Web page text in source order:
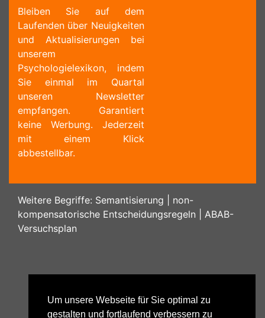
Um unsere Webseite für Sie optimal zu
gestalten und fortlaufend verbessern zu
Bleiben Sie auf dem
Laufenden über Neuigkeiten
und Aktualisierungen bei
unserem
Psychologielexikon, indem
Sie einmal im Quartal
unseren Newsletter
empfangen. Garantiert
keine Werbung. Jederzeit
mit einem Klick
abbestellbar.
Weitere Begriffe: Semantisierung
non-
kompensatorische Entscheidungsregeln
ABAB-
Versuchsplan